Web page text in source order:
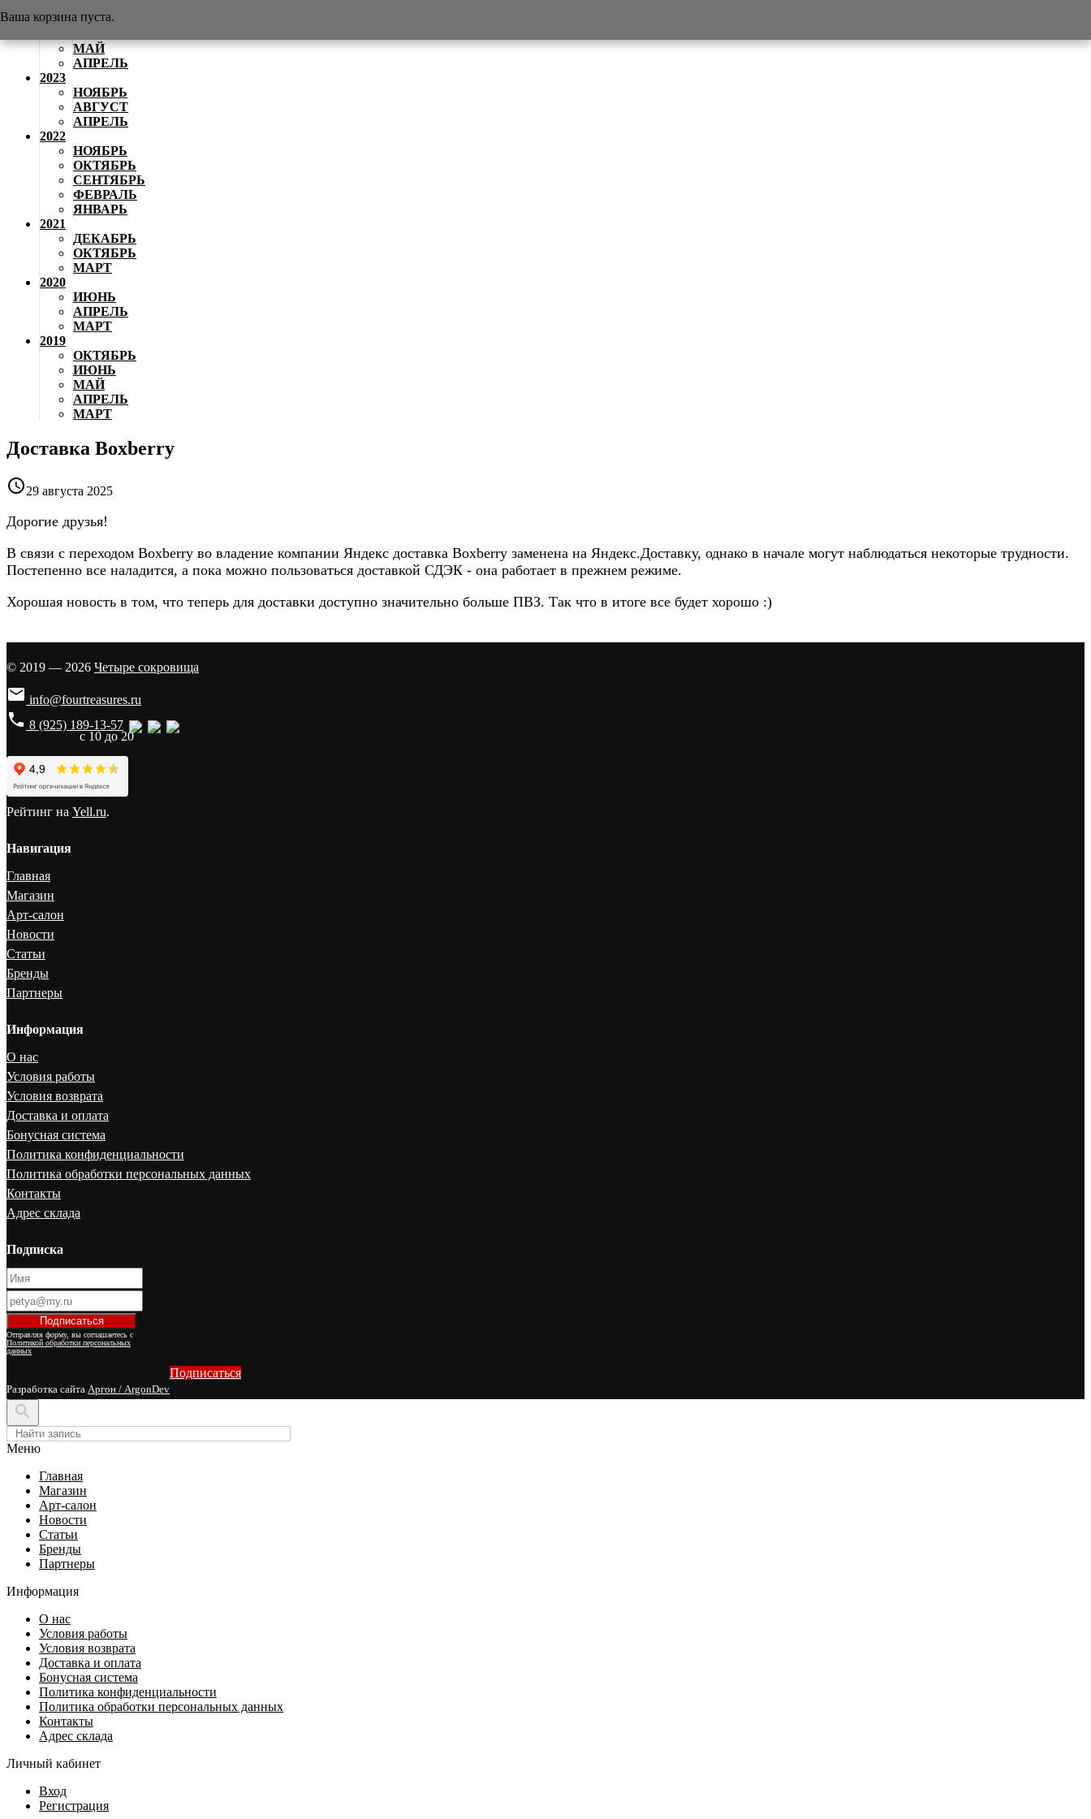
2024
МАЙ
АПРЕЛЬ
2023
НОЯБРЬ
АВГУСТ
АПРЕЛЬ
2022
НОЯБРЬ
ОКТЯБРЬ
СЕНТЯБРЬ
ФЕВРАЛЬ
ЯНВАРЬ
2021
ДЕКАБРЬ
ОКТЯБРЬ
МАРТ
2020
ИЮНЬ
АПРЕЛЬ
МАРТ
2019
ОКТЯБРЬ
ИЮНЬ
МАЙ
АПРЕЛЬ
МАРТ
Доставка Boxberry
29 августа 2025
Дорогие друзья!
В связи с переходом Boxberry во владение компании Яндекс доставка Boxberry заменена на Яндекс.Доставку, однако в начале могут наблюдаться некоторые трудности.
Постепенно все наладится, а пока можно пользоваться доставкой СДЭК - она работает в прежнем режиме.
Хорошая новость в том, что теперь для доставки доступно значительно больше ПВЗ. Так что в итоге все будет хорошо :)
© 2019 — 2026 Четыре сокровища
 info@fourtreasures.ru
phone 8 (925) 189-13-57
с 10 до 20
Рейтинг на Yell.ru.
Навигация
Главная
Магазин
Арт-салон
Новости
Статьи
Бренды
Партнеры
Информация
О нас
Условия работы
Условия возврата
Доставка и оплата
Бонусная система
Политика конфиденциальности
Политика обработки персональных данных
Контакты
Адрес склада
Подписка
Отправляя форму, вы соглашаетесь с
Политикой обработки персональных
данных
Подписаться
Разработка сайта Аргон / ArgonDev
Ваша корзина пуста.

Меню
Главная
Магазин
Арт-салон
Новости
Статьи
Бренды
Партнеры
Информация
О нас
Условия работы
Условия возврата
Доставка и оплата
Бонусная система
Политика конфиденциальности
Политика обработки персональных данных
Контакты
Адрес склада
Личный кабинет
Вход
Регистрация